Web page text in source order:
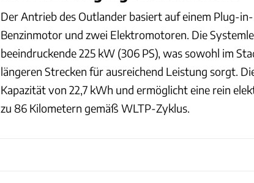
Der Antrieb des Outlander basiert auf einem Plug-
Benzinmotor und zwei Elektromotoren. Die
beeindruckende 225 kW (306 PS), was sowohl im
längeren Strecken für ausreichend Leistung sorgt.
Kapazität von 22,7 kWh und ermöglicht eine rein
zu 86 Kilometern gemäß WLTP-Zyklus.